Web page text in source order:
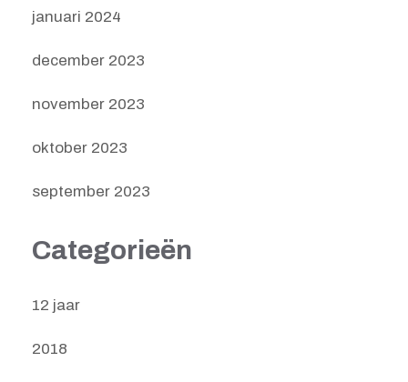
januari 2024
december 2023
november 2023
oktober 2023
september 2023
Categorieën
12 jaar
2018